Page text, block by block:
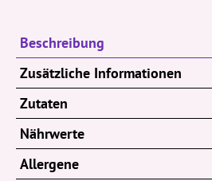
Beschreibung
Zusätzliche Informationen
Zutaten
Nährwerte
Allergene